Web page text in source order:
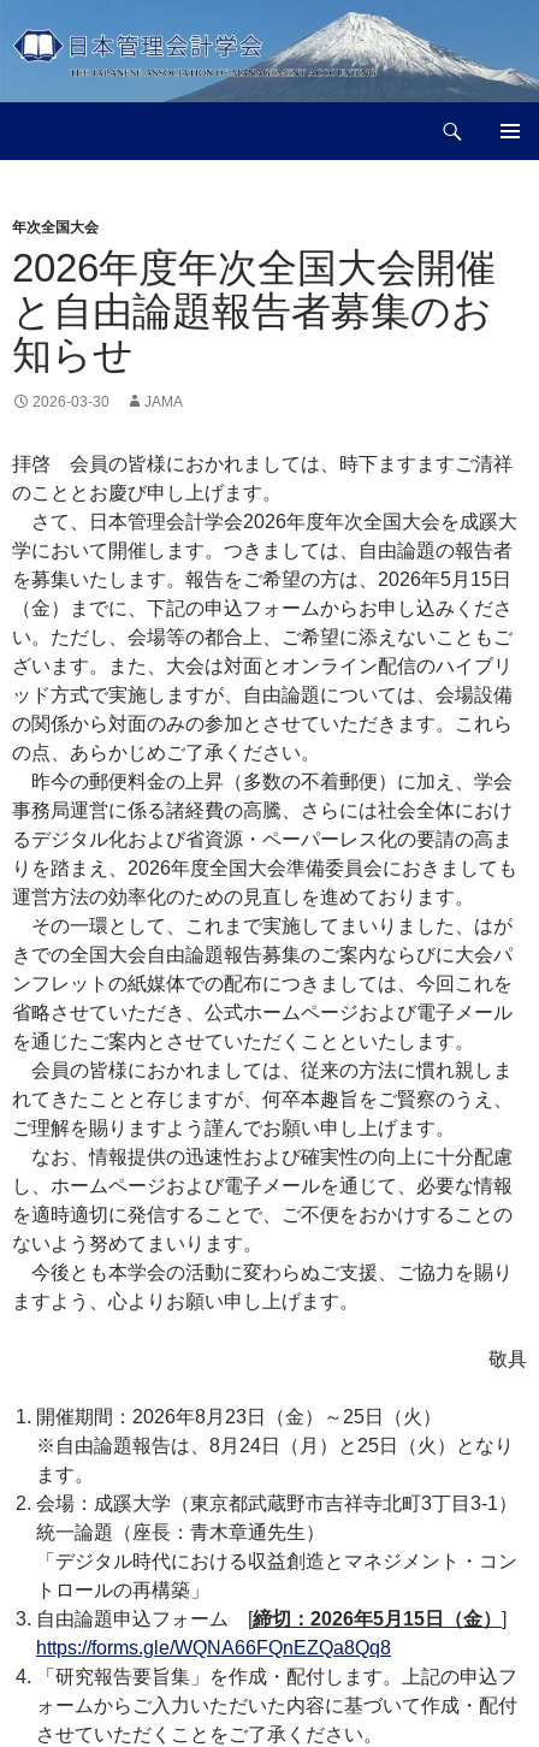
ン
ン
へ
キ
プ
年次全国大会
2026年度年次全国大会開催
と自由論題報告者募集のお
知らせ
2026-03-30 JAMA
拝啓 会員の皆様におかれましては、時下ますますご清祥
のこととお慶び申し上げます。
さて、日本管理会計学会2026年度年次全国大会を成蹊大
学において開催します。つきましては、自由論題の報告者
を募集いたします。報告をご希望の方は、2026年5月15日
（金）までに、下記の申込フォームからお申し込みくださ
い。ただし、会場等の都合上、ご希望に添えないこともご
ざいます。また、大会は対面とオンライン配信のハイブリ
ッド方式で実施しますが、自由論題については、会場設備
の関係から対面のみの参加とさせていただきます。これら
の点、あらかじめご了承ください。
昨今の郵便料金の上昇（多数の不着郵便）に加え、学会
事務局運営に係る諸経費の高騰、さらには社会全体におけ
るデジタル化および省資源・ペーパーレス化の要請の高ま
りを踏まえ、2026年度全国大会準備委員会におきましても
運営方法の効率化のための見直しを進めております。
その一環として、これまで実施してまいりました、はが
きでの全国大会自由論題報告募集のご案内ならびに大会パ
ンフレットの紙媒体での配布につきましては、今回これを
省略させていただき、公式ホームページおよび電子メール
を通じたご案内とさせていただくことといたします。
会員の皆様におかれましては、従来の方法に慣れ親しま
れてきたことと存じますが、何卒本趣旨をご賢察のうえ、
ご理解を賜りますよう謹んでお願い申し上げます。
なお、情報提供の迅速性および確実性の向上に十分配慮
し、ホームページおよび電子メールを通じて、必要な情報
を適時適切に発信することで、ご不便をおかけすることの
ないよう努めてまいります。
今後とも本学会の活動に変わらぬご支援、ご協力を賜り
ますよう、心よりお願い申し上げます。
敬具
開催期間：2026年8月23日（金）～25日（火）
※自由論題報告は、8月24日（月）と25日（火）となり
ます。
会場：成蹊大学（東京都武蔵野市吉祥寺北町3丁目3-1）
統一論題（座長：青木章通先生）
「デジタル時代における収益創造とマネジメント・コン
トロールの再構築」
自由論題申込フォーム [締切：2026年5月15日（金） ]
https://forms.gle/WQNA66FQnEZQa8Qq8
「研究報告要旨集」を作成・配付します。上記の申込フ
ォームからご入力いただいた内容に基づいて作成・配付
させていただくことをご了承ください。